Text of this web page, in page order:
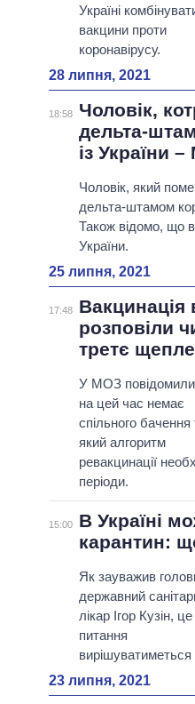
Україні
вакцини проти
коронавірусу.
28 липня, 2021
18:58
Чоловік,
дельта-
із України
Чоловік, який
дельта-штамом
Також відомо, що
України.
25 липня, 2021
17:48
Вакцинація
розповіли
третє
У МОЗ
на цей час немає
спільного бачення
який алгоритм
ревакцинації
періоди.
15:00
В Україні
карантин:
Як зауважив
державний
лікар Ігор Кузін, це
питання
вирішуватиметься
23 липня, 2021